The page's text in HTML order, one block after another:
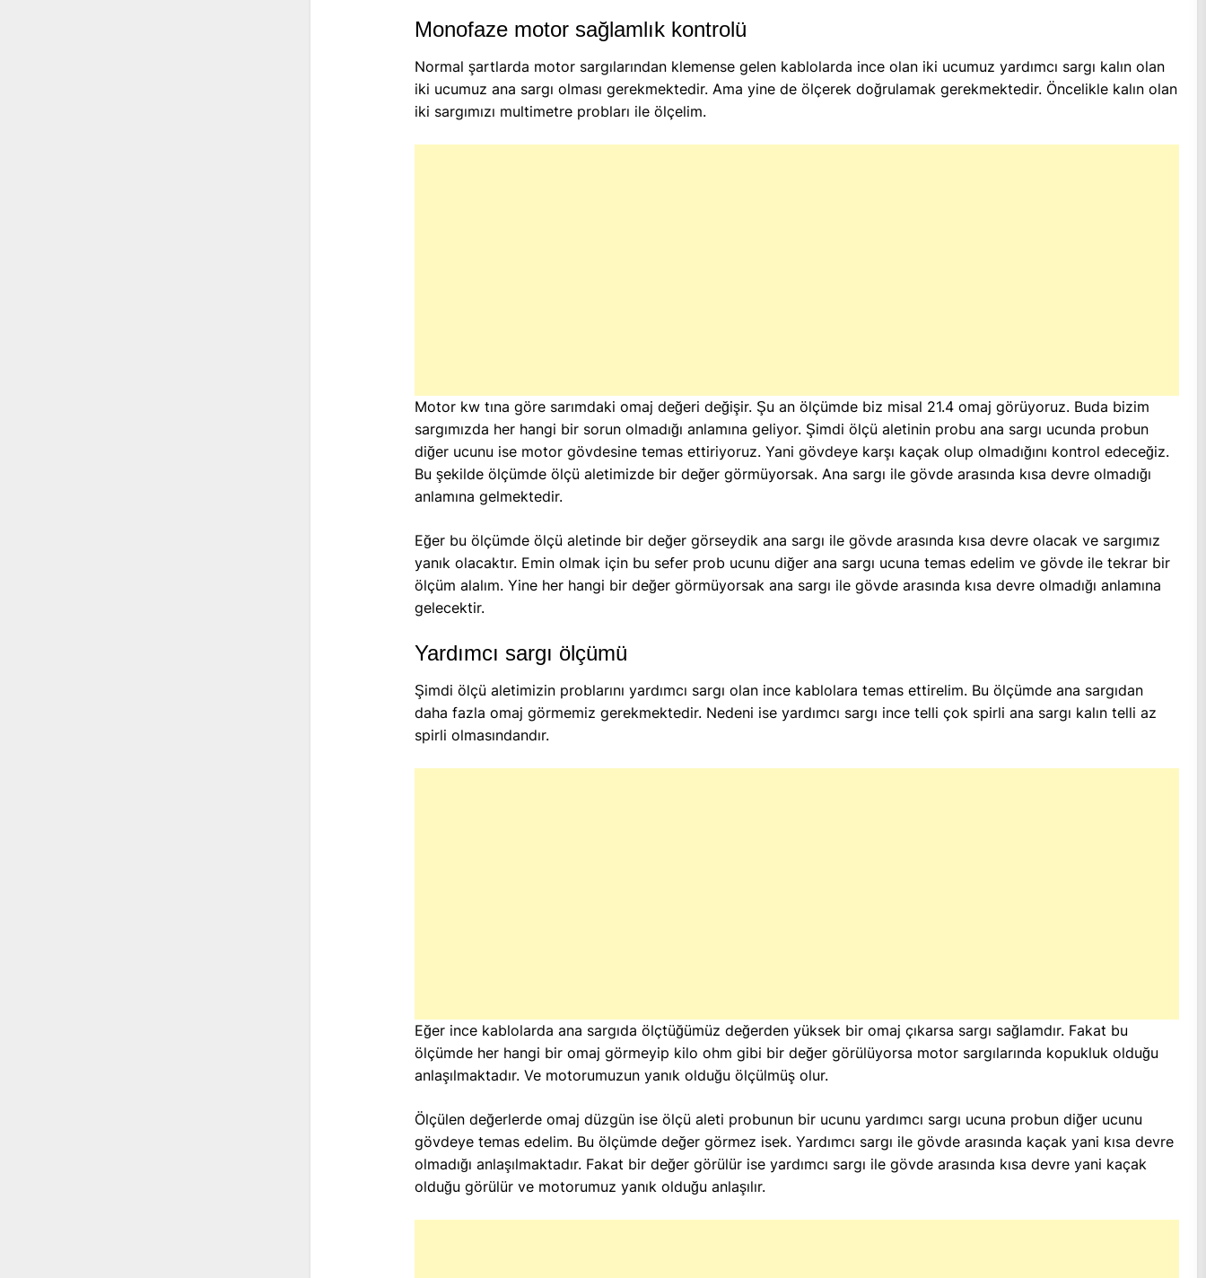
Monofaze motor sağlamlık kontrolü
Normal şartlarda motor sargılarından klemense gelen kablolarda ince olan iki ucumuz yardımcı sargı kalın olan
iki ucumuz ana sargı olması gerekmektedir. Ama yine de ölçerek doğrulamak gerekmektedir. Öncelikle kalın olan
iki sargımızı multimetre probları ile ölçelim.
Motor kw tına göre sarımdaki omaj değeri değişir. Şu an ölçümde biz misal 21.4 omaj görüyoruz. Buda bizim
sargımızda her hangi bir sorun olmadığı anlamına geliyor. Şimdi ölçü aletinin probu ana sargı ucunda probun
diğer ucunu ise motor gövdesine temas ettiriyoruz. Yani gövdeye karşı kaçak olup olmadığını kontrol edeceğiz.
Bu şekilde ölçümde ölçü aletimizde bir değer görmüyorsak. Ana sargı ile gövde arasında kısa devre olmadığı
anlamına gelmektedir.
Eğer bu ölçümde ölçü aletinde bir değer görseydik ana sargı ile gövde arasında kısa devre olacak ve sargımız
yanık olacaktır. Emin olmak için bu sefer prob ucunu diğer ana sargı ucuna temas edelim ve gövde ile tekrar bir
ölçüm alalım. Yine her hangi bir değer görmüyorsak ana sargı ile gövde arasında kısa devre olmadığı anlamına
gelecektir.
Yardımcı sargı ölçümü
Şimdi ölçü aletimizin problarını yardımcı sargı olan ince kablolara temas ettirelim. Bu ölçümde ana sargıdan
daha fazla omaj görmemiz gerekmektedir. Nedeni ise yardımcı sargı ince telli çok spirli ana sargı kalın telli az
spirli olmasındandır.
Eğer ince kablolarda ana sargıda ölçtüğümüz değerden yüksek bir omaj çıkarsa sargı sağlamdır. Fakat bu
ölçümde her hangi bir omaj görmeyip kilo ohm gibi bir değer görülüyorsa motor sargılarında kopukluk olduğu
anlaşılmaktadır. Ve motorumuzun yanık olduğu ölçülmüş olur.
Ölçülen değerlerde omaj düzgün ise ölçü aleti probunun bir ucunu yardımcı sargı ucuna probun diğer ucunu
gövdeye temas edelim. Bu ölçümde değer görmez isek. Yardımcı sargı ile gövde arasında kaçak yani kısa devre
olmadığı anlaşılmaktadır. Fakat bir değer görülür ise yardımcı sargı ile gövde arasında kısa devre yani kaçak
olduğu görülür ve motorumuz yanık olduğu anlaşılır.